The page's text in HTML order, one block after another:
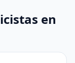
en